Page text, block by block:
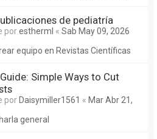
de pediatría
porestherml « Sab May 09, 2026
equipo en Revistas Científicas
Simple Ways to Cut
por Daisymiller1561 « Mar Abr 21,
general